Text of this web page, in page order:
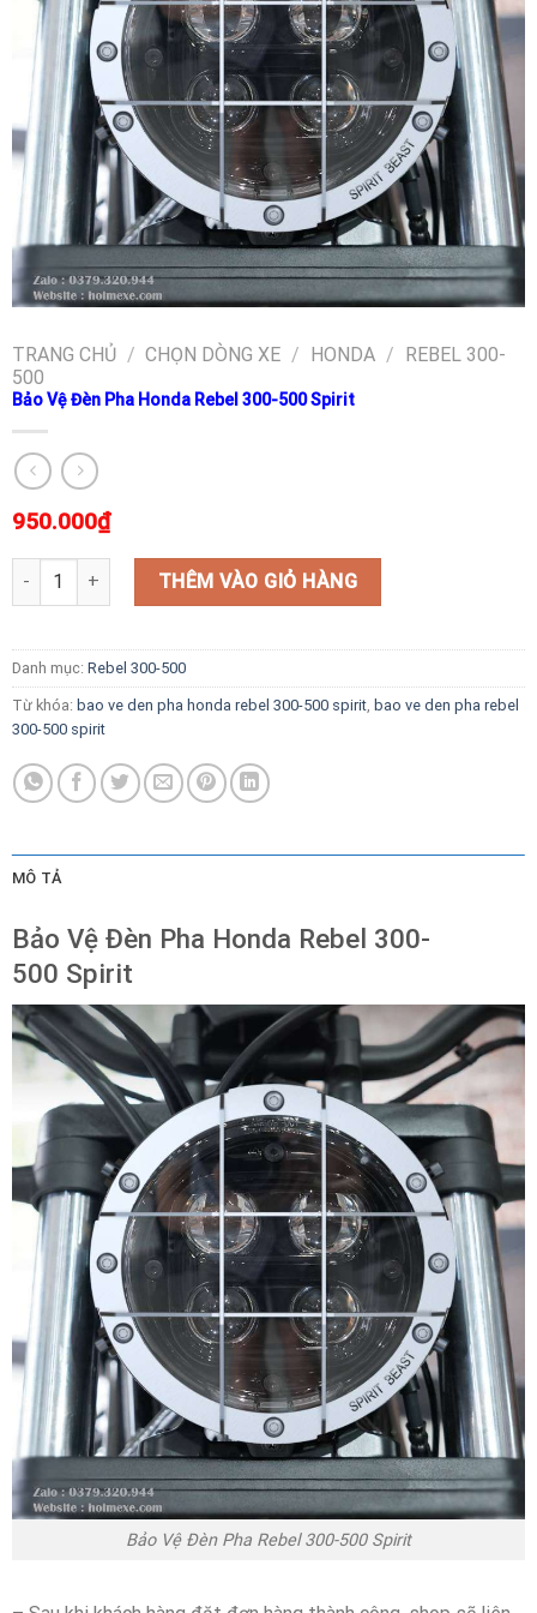
TRANG CHỦ / CHỌN DÒNG XE / HONDA / REBEL 300-
500
Bảo Vệ Đèn Pha Honda Rebel 300-500 Spirit
950.000₫
Bảo Vệ Đèn Pha Honda Rebel 300-500 Spirit số lượng
THÊM VÀO GIỎ HÀNG
Danh mục: Rebel 300-500
Từ khóa: bao ve den pha honda rebel 300-500 spirit, bao ve den pha rebel
300-500 spirit
MÔ TẢ
Bảo Vệ Đèn Pha Honda Rebel 300-
500 Spirit
Bảo Vệ Đèn Pha Rebel 300-500 Spirit